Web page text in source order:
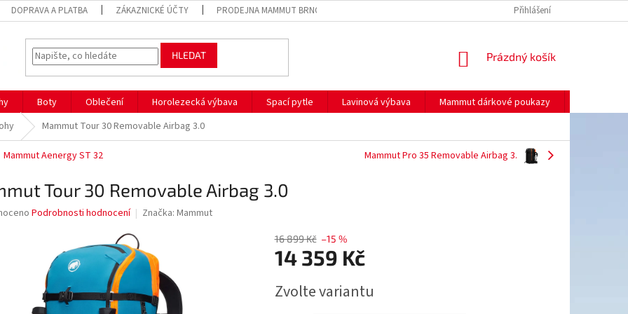
DOPRAVA A PLATBA ZÁKAZNICKÉ ÚČTY PRODEJNA MAMMUT BRNO Přihlášení
HLEDAT
NÁKUPNÍ
Prázdný košík
Boty Oblečení Horolezecká výbava Spací pytle Lavinová výbava Mammut dárkové poukazy
Mammut Tour 30 Removable Airbag 3.0
Mammut Aenergy ST 32 Mammut Pro 35 Removable Airbag 3.
Tour 30 Removable Airbag 3.0
Podrobnosti hodnocení Značka: Mammut
16 899 Kč –15 %
14 359 Kč
cena:
Zvolte variantu